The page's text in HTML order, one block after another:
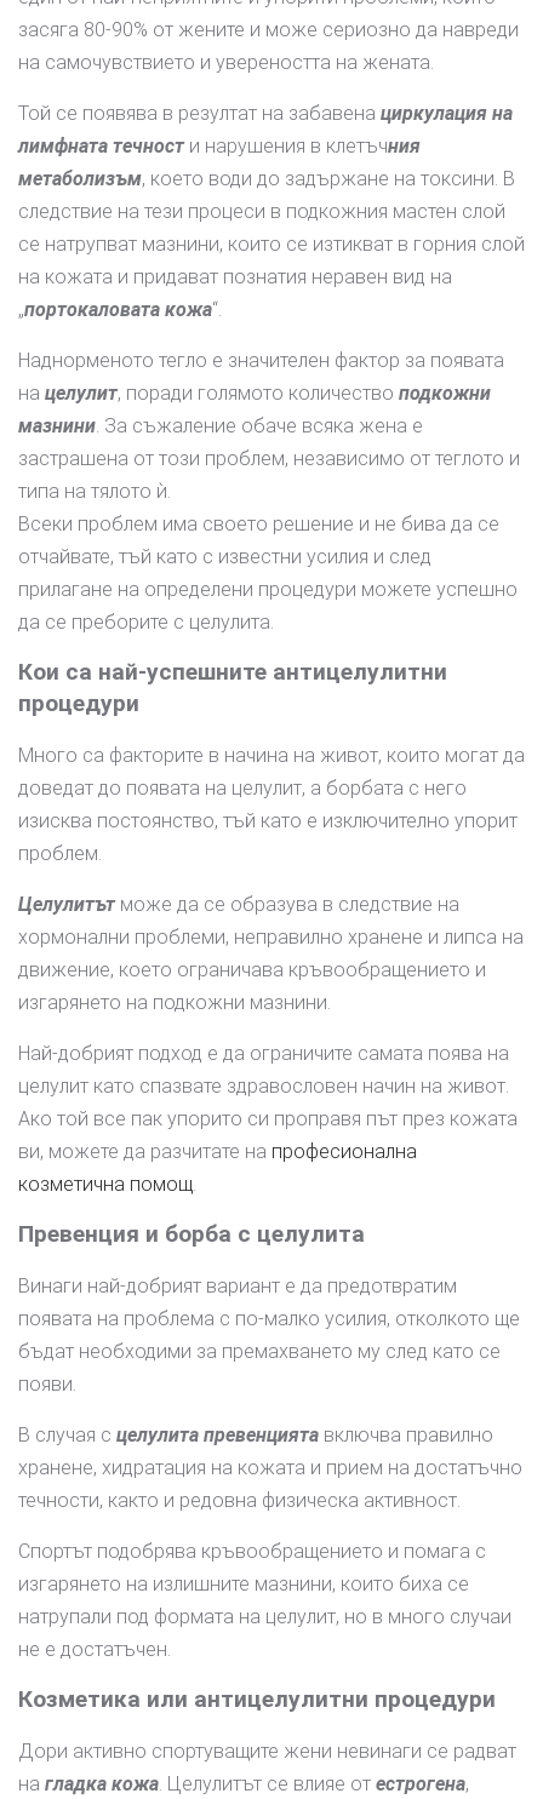
засяга 80-90% от жените и може сериозно да навреди
на самочувствието и увереността на жената.
Той се появява в резултат на забавена циркулация на
лимфната течности нарушения в клетъчния
метаболизъм, което води до задържане на токсини. В
следствие на тези процеси в подкожния мастен слой
се натрупват мазнини, които се изтикват в горния слой
на кожата и придават познатия неравен вид на
„портокаловата кожа“.
Наднорменото тегло е значителен фактор за появата
на целулит, поради голямото количество подкожни
мазнини . За съжаление обаче всяка жена е
застрашена от този проблем, независимо от теглото и
типа на тялото ѝ.
Всеки проблем има своето решение и не бива да се
отчайвате, тъй като с известни усилия и след
прилагане на определени процедури можете успешно
да се преборите с целулита.
Кои са най-успешните антицелулитни
процедури
Много са факторите в начина на живот, които могат да
доведат до появата на целулит, а борбата с него
изисква постоянство, тъй като е изключително упорит
проблем.
Целулитътможе да се образува в следствие на
хормонални проблеми, неправилно хранене и липса на
движение, което ограничава кръвообращението и
изгарянето на подкожни мазнини.
Най-добрият подход е да ограничите самата поява на
целулит като спазвате здравословен начин на живот.
Ако той все пак упорито си проправя път през кожата
ви, можете да разчитате на професионална
козметична помощ
Превенция и борба с целулита
Винаги най-добрият вариант е да предотвратим
появата на проблема с по-малко усилия, отколкото ще
бъдат необходими за премахването му след като се
появи.
В случая с целулита превенцията включва правилно
хранене, хидратация на кожата и прием на достатъчно
течности, както и редовна физическа активност.
Спортът подобрява кръвообращението и помага с
изгарянето на излишните мазнини, които биха се
натрупали под формата на целулит, но в много случаи
не е достатъчен.
Козметика или антицелулитни процедури
Дори активно спортуващите жени невинаги се радват
на гладка кожа . Целулитът се влияе от естрогена,